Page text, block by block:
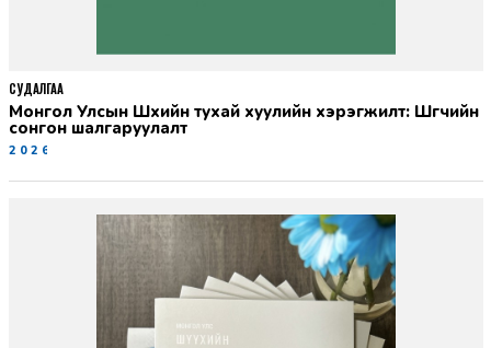
Монгол Улсын Шүүхийн тухай хуулийн хэрэгжилт: Шүүгчийн
сонгон шалгаруулалт
2026-06-19
СУДАЛГАА